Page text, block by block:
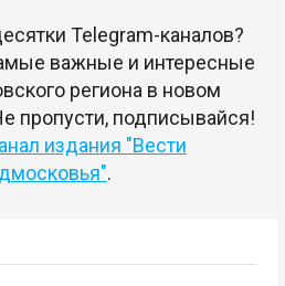
Telegram-каналов?
важные и интересные
региона в новом
пропусти, подписывайся!
издания "Вести
.